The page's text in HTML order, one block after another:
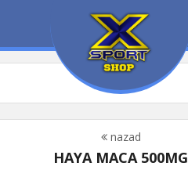
nazad
HAYA MACA 500MG